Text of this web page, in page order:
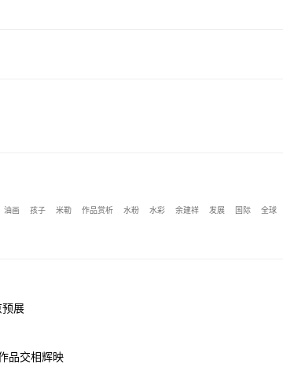
油画 孩子 米勒 作品赏析 水粉 水彩 余建祥 发展 国际 全球
预展
品交相辉映